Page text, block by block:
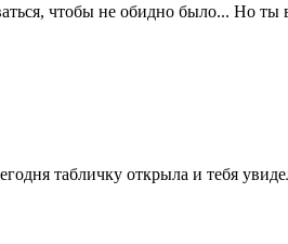
чтобы не обидно было... Но ты
табличку открыла и тебя